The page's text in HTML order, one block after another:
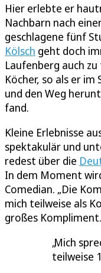
Hier erlebte er
Nachbarn nach
geschlagene fünf
Kölsch geht doch
Laufenberg auch
Köcher, so als er
und den Weg
fand.
Kleine Erlebnisse
spektakulär und
redest über die
In dem Moment
Comedian. „Die
mich teilweise als
großes Kompliment.
Mich
teilweise